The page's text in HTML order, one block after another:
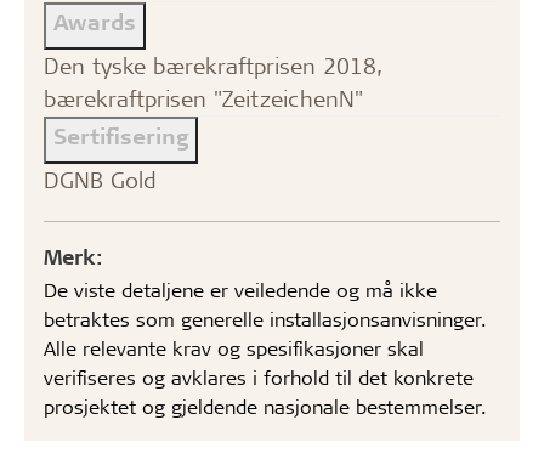
Awards
Den tyske bærekraftprisen 2018,
bærekraftprisen "ZeitzeichenN"
Sertifisering
DGNB Gold
Merk:
De viste detaljene er veiledende og må ikke
betraktes som generelle installasjonsanvisninger.
Alle relevante krav og spesifikasjoner skal
verifiseres og avklares i forhold til det konkrete
prosjektet og gjeldende nasjonale bestemmelser.